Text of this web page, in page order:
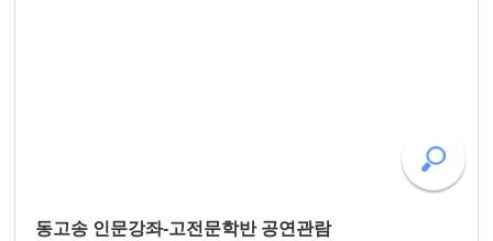
동고송 인문강좌-고전문학반 공연관람